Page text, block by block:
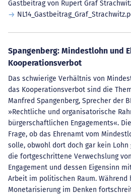
Gastbeitrag von Rupert Graf
Spangenberg: Mindestlohn und
Kooperationsverbot
Das schwierige Verhältnis von
das Kooperationsverbot sind die
Manfred Spangenberg, Sprecher der
»Rechtliche und organisatorische
bürgerschaftlichen Engagements«.
Frage, ob das Ehrenamt vom
solle, obwohl dort doch gar kein
die fortgeschrittene Verwechslung
Engagement und dessen Eigensinn
Arbeit im politischen Raum.
Monetarisierung im Denken